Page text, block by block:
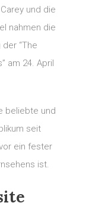
und die
nahmen die
“The
am 24. April
beliebte und
seit
ein fester
ist.